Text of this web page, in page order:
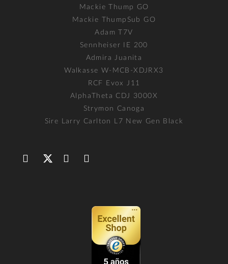
Mackie Thump GO
Mackie ThumpSub GO
Adam T7V
Sennheiser IE 200
Admira Juanita
Walkasse W-MCB-XDJRX3
RCF Evox J11
AlphaTheta CDJ 3000X
Strymon Canoga
Sire Larry Carlton L7 New Gen Black